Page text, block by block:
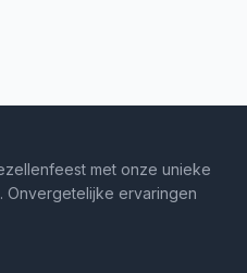
met onze unieke
Onvergetelijke ervaringen